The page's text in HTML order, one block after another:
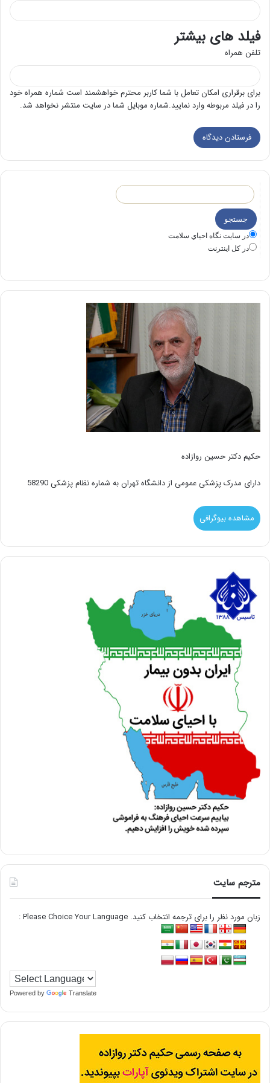
فیلد های بیشتر
تلفن همراه
برای برقراری امکان تعامل با شما کاربر محترم خواهشمند است شماره همراه خود
را در فیلد مربوطه وارد نمایید.شماره موبایل شما در سایت منتشر نخواهد شد.
در سايت نگاه احياي سلامت
در كل اينترنت
حکیم دکتر حسین روازاده
دارای مدرک پزشکی عمومی از دانشگاه تهران به شماره نظام پزشکی 58290
مشاهده بیوگرافی
مترجم سایت
زبان مورد نظر را برای ترجمه انتخاب کنید. Please Choice Your Language :
Powered by Translate